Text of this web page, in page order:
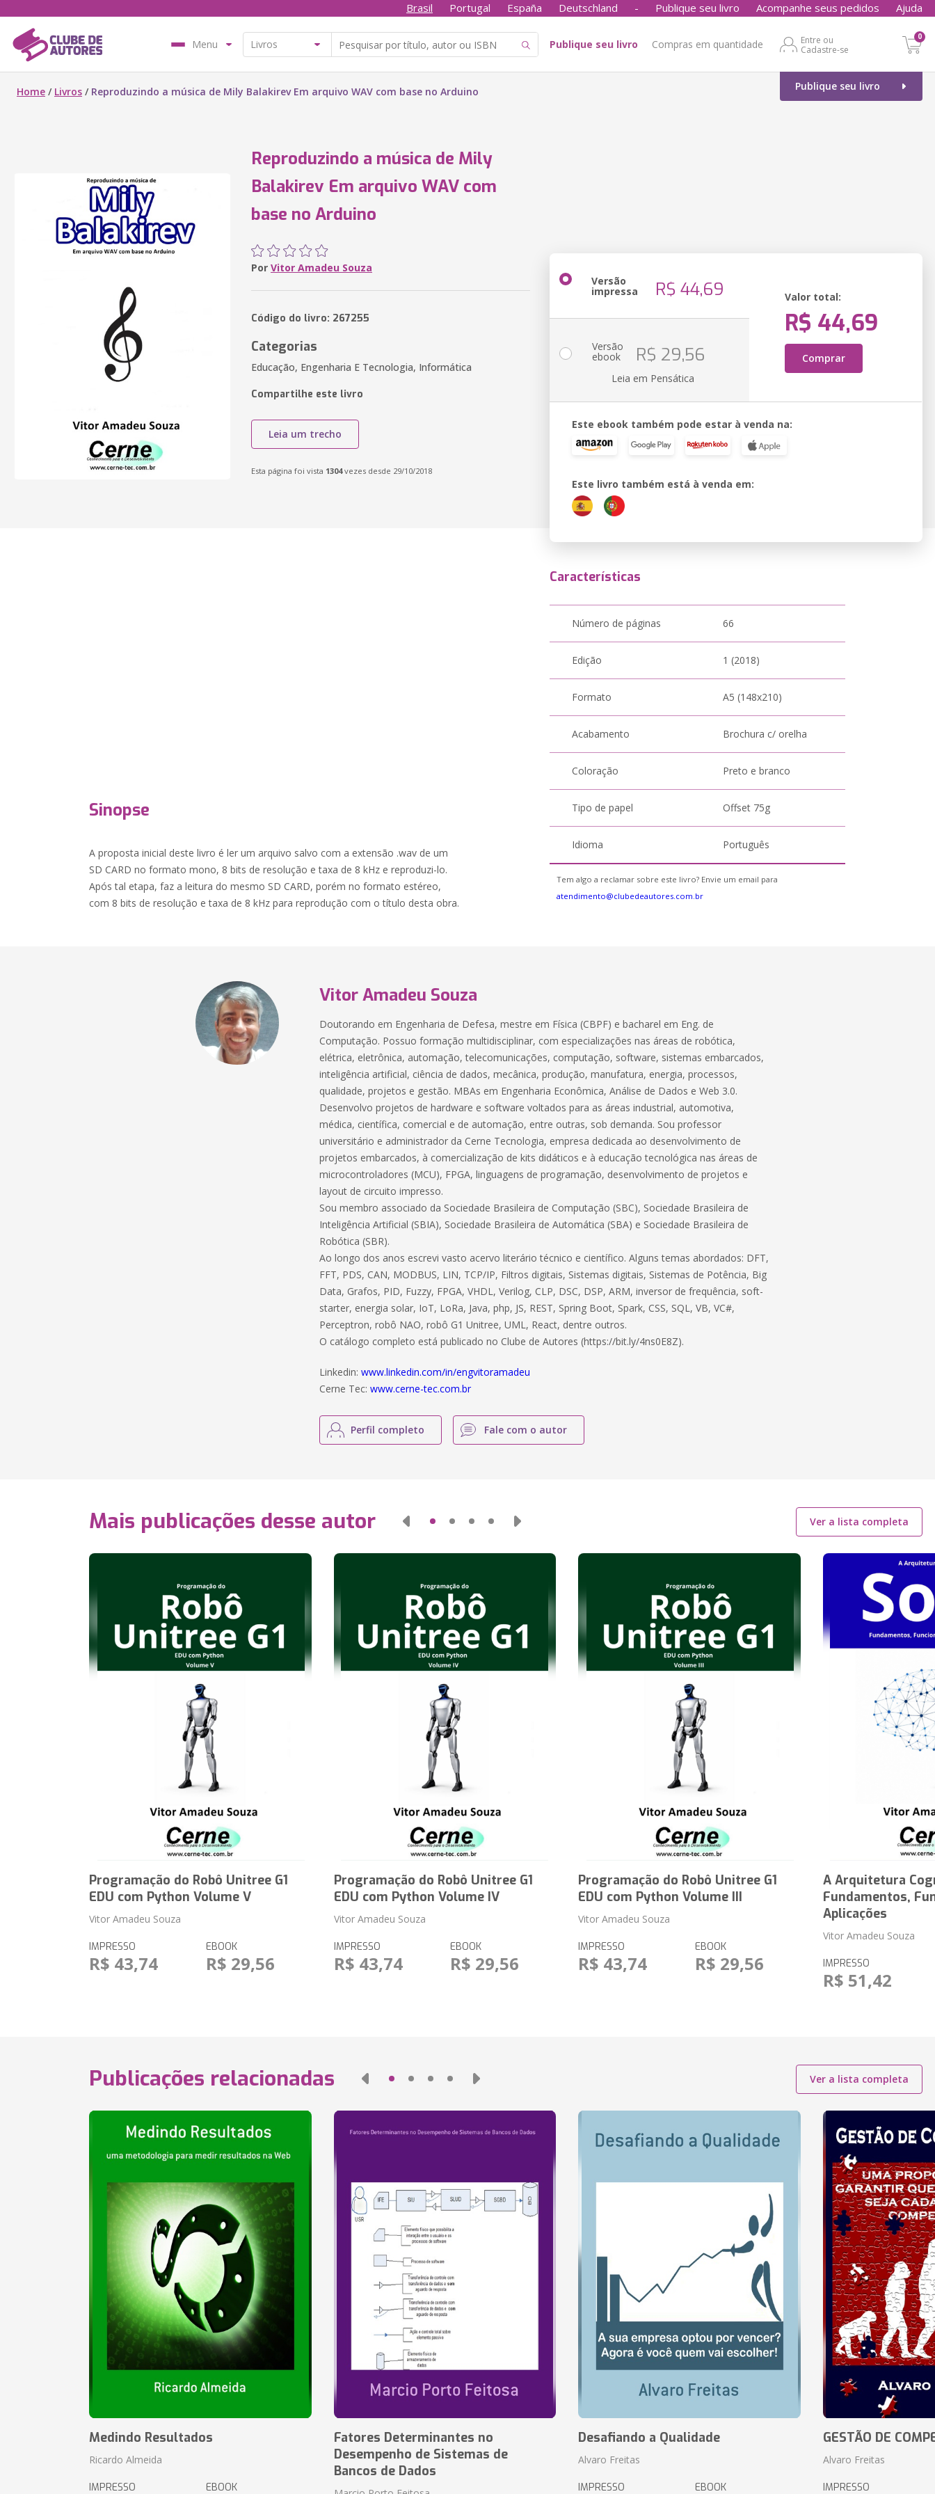
Brasil Portugal España Deutschland - Publique seu livro Acompanhe seus pedidos Ajuda
Menu Publique seu livro Compras em quantidade
Entre ou
Cadastre-se
0
Publique seu livro
Home / Livros / Reproduzindo a música de Mily Balakirev Em arquivo WAV com base no Arduino
Reproduzindo a música de Mily
Balakirev Em arquivo WAV com
base no Arduino
Por Vitor Amadeu Souza
Código do livro: 267255
Categorias
Educação, Engenharia E Tecnologia, Informática
Compartilhe este livro
Leia um trecho
Esta página foi vista 1304vezes desde 29/10/2018
Versão
impressa R$ 44,69 Valor total:
R$ 44,69
Comprar
Versão
ebook R$ 29,56
Leia em Pensática
Este ebook também pode estar à venda na:
Este livro também está à venda em:
Sinopse
A proposta inicial deste livro é ler um arquivo salvo com a extensão .wav de um
SD CARD no formato mono, 8 bits de resolução e taxa de 8 kHz e reproduzi-lo.
Após tal etapa, faz a leitura do mesmo SD CARD, porém no formato estéreo,
com 8 bits de resolução e taxa de 8 kHz para reprodução com o título desta obra.
Características
Número de páginas 66
Edição 1 (2018)
Formato A5 (148x210)
Acabamento Brochura c/ orelha
Coloração Preto e branco
Tipo de papel Offset 75g
Idioma Português
Tem algo a reclamar sobre este livro? Envie um email para
atendimento@clubedeautores.com.br
Vitor Amadeu Souza
Doutorando em Engenharia de Defesa, mestre em Física (CBPF) e bacharel em Eng. de
Computação. Possuo formação multidisciplinar, com especializações nas áreas de robótica,
elétrica, eletrônica, automação, telecomunicações, computação, software, sistemas embarcados,
inteligência artificial, ciência de dados, mecânica, produção, manufatura, energia, processos,
qualidade, projetos e gestão. MBAs em Engenharia Econômica, Análise de Dados e Web 3.0.
Desenvolvo projetos de hardware e software voltados para as áreas industrial, automotiva,
médica, científica, comercial e de automação, entre outras, sob demanda. Sou professor
universitário e administrador da Cerne Tecnologia, empresa dedicada ao desenvolvimento de
projetos embarcados, à comercialização de kits didáticos e à educação tecnológica nas áreas de
microcontroladores (MCU), FPGA, linguagens de programação, desenvolvimento de projetos e
layout de circuito impresso.
Sou membro associado da Sociedade Brasileira de Computação (SBC), Sociedade Brasileira de
Inteligência Artificial (SBIA), Sociedade Brasileira de Automática (SBA) e Sociedade Brasileira de
Robótica (SBR).
Ao longo dos anos escrevi vasto acervo literário técnico e científico. Alguns temas abordados: DFT,
FFT, PDS, CAN, MODBUS, LIN, TCP/IP, Filtros digitais, Sistemas digitais, Sistemas de Potência, Big
Data, Grafos, PID, Fuzzy, FPGA, VHDL, Verilog, CLP, DSC, DSP, ARM, inversor de frequência, soft-
starter, energia solar, IoT, LoRa, Java, php, JS, REST, Spring Boot, Spark, CSS, SQL, VB, VC#,
Perceptron, robô NAO, robô G1 Unitree, UML, React, dentre outros.
O catálogo completo está publicado no Clube de Autores (https://bit.ly/4ns0E8Z).
Linkedin:www.linkedin.com/in/engvitoramadeu
Cerne Tec:www.cerne-tec.com.br
Perfil completo Fale com o autor
Mais publicações desse autor Ver a lista completa
Programação do Robô Unitree G1
EDU com Python Volume V
Vitor Amadeu Souza
IMPRESSO
R$ 43,74
EBOOK
R$ 29,56
Programação do Robô Unitree G1
EDU com Python Volume IV
Vitor Amadeu Souza
IMPRESSO
R$ 43,74
EBOOK
R$ 29,56
Programação do Robô Unitree G1
EDU com Python Volume III
Vitor Amadeu Souza
IMPRESSO
R$ 43,74
EBOOK
R$ 29,56
A Arquitetura
Fundamentos,
Aplicações
Vitor Amadeu Souza
IMPRESSO
R$ 51,42
Publicações relacionadas Ver a lista completa
Medindo Resultados
Ricardo Almeida
IMPRESSO EBOOK
Fatores Determinantes no
Desempenho de Sistemas de
Bancos de Dados
Desafiando a Qualidade
Alvaro Freitas
IMPRESSO EBOOK
GESTÃO DE
Alvaro Freitas
IMPRESSO